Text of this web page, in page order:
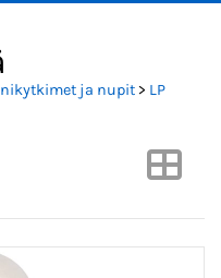
ja nupit> LP